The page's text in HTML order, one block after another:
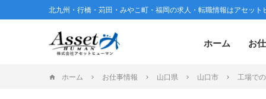
北九州・行橋・苅田・みやこ町・福岡の求人・転職情報はアセッ
ホーム お
ホーム お仕事情報 山口県 山口市 工場で